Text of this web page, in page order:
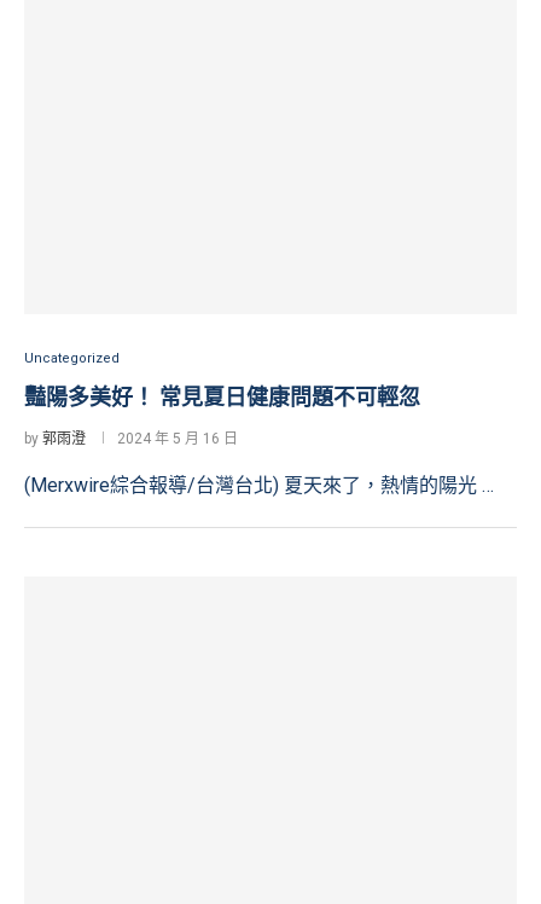
Uncategorized
豔陽多美好！ 常見夏日健康問題不可輕忽
by 郭雨澄 2024 年 5 月 16 日
(Merxwire綜合報導/台灣台北) 夏天來了，熱情的陽光 …